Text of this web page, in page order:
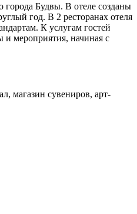
Будвы. В отеле созданы
год. В 2 ресторанах отеля
К услугам гостей
и мероприятия, начиная с
магазин сувениров, арт-